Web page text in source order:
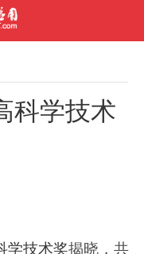
科学技术
学技术奖揭晓，共